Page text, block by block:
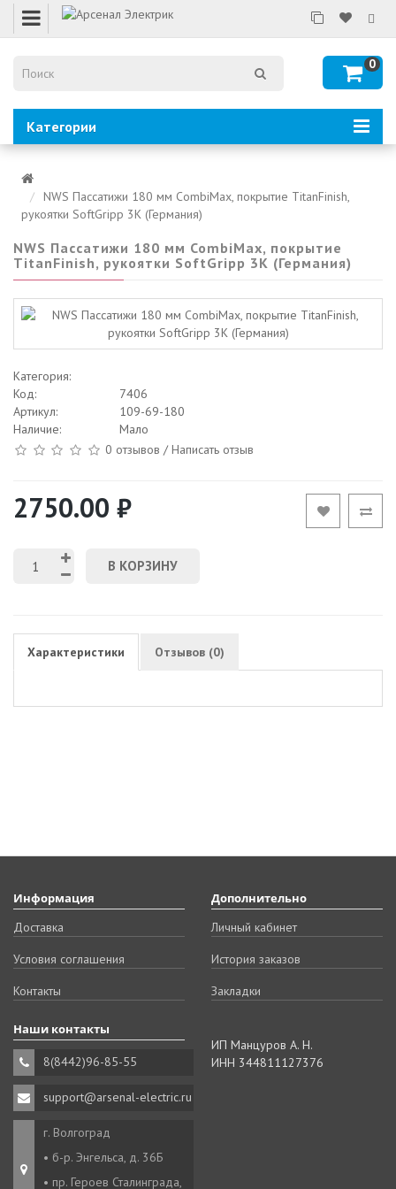
0
Категории
NWS Пассатижи 180 мм CombiMax, покрытие TitanFinish,
рукоятки SoftGripp 3K (Германия)
NWS Пассатижи 180 мм CombiMax, покрытие
TitanFinish, рукоятки SoftGripp 3K (Германия)
Категория:
Код:
7406
Артикул:
109-69-180
Наличие:
Мало
0 отзывов /Написать отзыв
2750.00 ₽
В КОРЗИНУ
Характеристики Отзывов (0)
Информация
Доставка
Условия соглашения
Контакты
Дополнительно
Личный кабинет
История заказов
Закладки
Наши контакты
8(8442)96-85-55
support@arsenal-electric.ru
г. Волгоград
• б-р. Энгельса, д. 36Б
• пр. Героев Сталинграда,
ИП Манцуров А. Н.
ИНН 344811127376